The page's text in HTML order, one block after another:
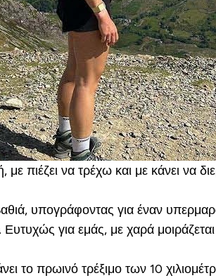
πιέζει να τρέχω και με κάνει να
υπογράφοντας για έναν
για εμάς, με χαρά μοιράζεται
το πρωινό τρέξιμο των 10